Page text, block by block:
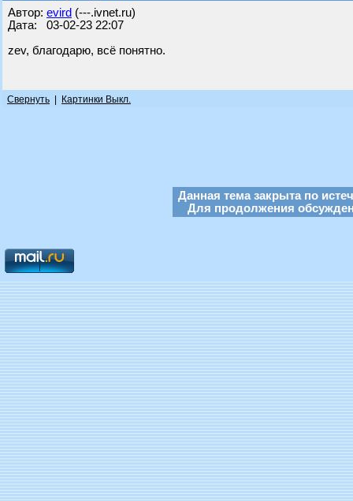
Автор: evird (---.ivnet.ru)
Дата: 03-02-23 22:07
zev, благодарю, всё понятно.
Свернуть Картинки Выкл.
Данная тема закрыта по
Для продолжения